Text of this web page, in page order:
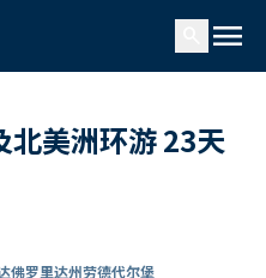
menu
北美洲环游 23天
佛罗里达州劳德代尔堡